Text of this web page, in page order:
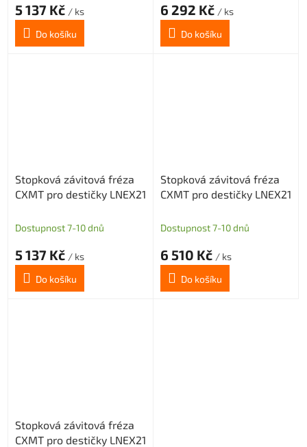
5 137 Kč / ks
Do košíku
6 292 Kč / ks
Do košíku
Stopková závitová fréza
CXMT pro destičky LNEX21
Dostupnost 7-10 dnů
5 137 Kč / ks
Do košíku
Stopková závitová fréza
CXMT pro destičky LNEX21
Dostupnost 7-10 dnů
6 510 Kč / ks
Do košíku
Stopková závitová fréza
CXMT pro destičky LNEX21